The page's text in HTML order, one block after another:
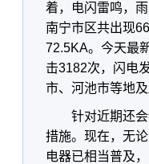
着，电闪雷鸣，
南宁市区共出现
72.5KA。今天最
击3182次，闪电
市、河池市等地及
针对近期还
措施。现在，无
电器已相当普及